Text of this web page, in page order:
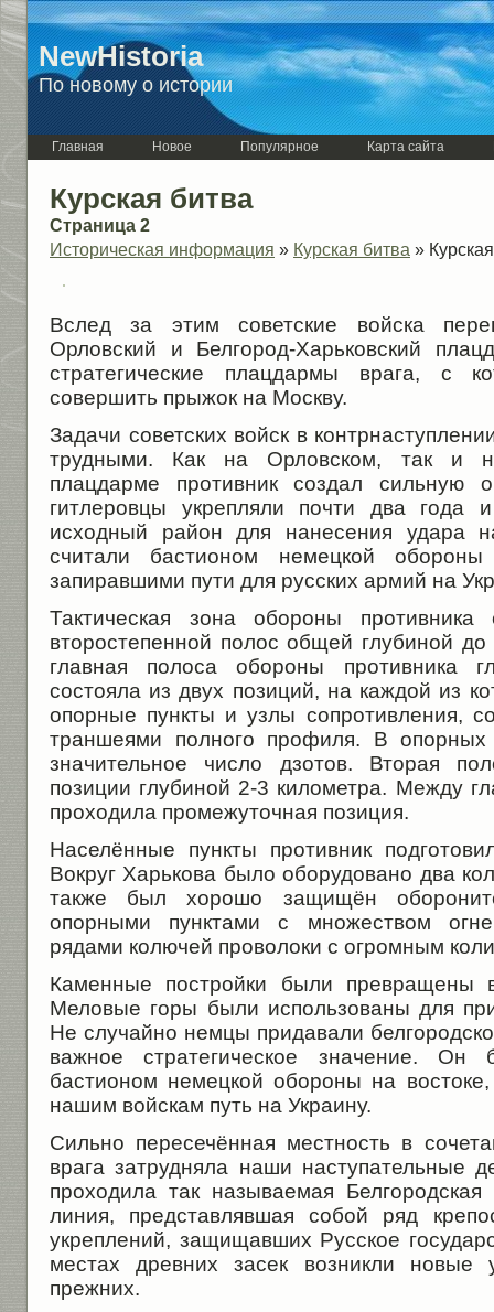
NewHistoria
По новому о истории
Главная Новое Популярное Карта сайта
Курская битва
Страница 2
Историческая информация » Курская битва »
Вслед за этим советские войска
Орловский и Белгород-Харьковский
стратегические плацдармы врага, с
совершить прыжок на Москву.
Задачи советских войск в
трудными. Как на Орловском, так и на
плацдарме противник создал сильную
гитлеровцы укрепляли почти два года
исходный район для нанесения удара
считали бастионом немецкой
запиравшими пути для русских армий на
Тактическая зона обороны
второстепенной полос общей глубиной
главная полоса обороны противника
состояла из двух позиций, на каждой из
опорные пункты и узлы сопротивления,
траншеями полного профиля. В опорных
значительное число дзотов. Вторая
позиции глубиной 2-3 километра. Между
проходила промежуточная позиция.
Населённые пункты противник
Вокруг Харькова было оборудовано два
также был хорошо защищён
опорными пунктами с множеством
рядами колючей проволоки с огромным
Каменные постройки были превращены
Меловые горы были использованы для
Не случайно немцы придавали
важное стратегическое значение.
бастионом немецкой обороны на
нашим войскам путь на Украину.
Сильно пересечённая местность в
врага затрудняла наши наступательные
проходила так называемая
линия, представлявшая собой ряд
укреплений, защищавших Русское
местах древних засек возникли новые
прежних.